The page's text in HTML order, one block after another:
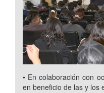
• En colaboración con
en beneficio de las y los